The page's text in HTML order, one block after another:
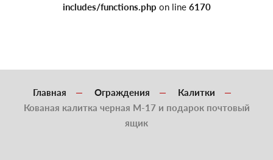
includes/functions.php on line 6170
Главная Ограждения
Калитки
Кованая калитка черная М-17 и подарок почтовый
ящик